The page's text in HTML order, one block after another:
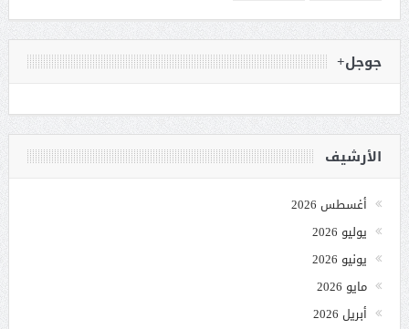
جوجل+
الأرشيف
أغسطس 2026
يوليو 2026
يونيو 2026
مايو 2026
أبريل 2026